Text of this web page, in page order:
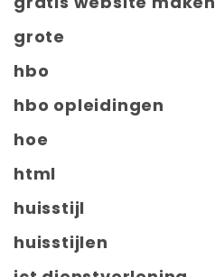
grote
hbo
hbo opleidingen
hoe
html
huisstijl
huisstijlen